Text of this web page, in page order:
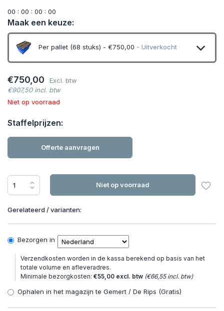
00 : 00 : 00 : 00
Maak een keuze:
Per pallet (68 stuks) - €750,00 - Uitverkocht
€750,00
Excl. btw
€907,50 incl. btw
Niet op voorraad
Staffelprijzen:
Offerte aanvragen
Niet op voorraad
Gerelateerd / varianten:
Bezorgen in
Verzendkosten worden in de kassa berekend op basis van het
totale volume en afleveradres.
Minimale bezorgkosten: €55,00 excl. btw (€66,55 incl. btw)
Ophalen in het magazijn te Gemert / De Rips (Gratis)